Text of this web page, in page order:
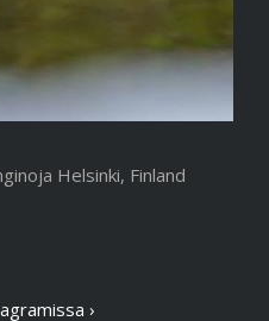
Helsinki, Finland
›